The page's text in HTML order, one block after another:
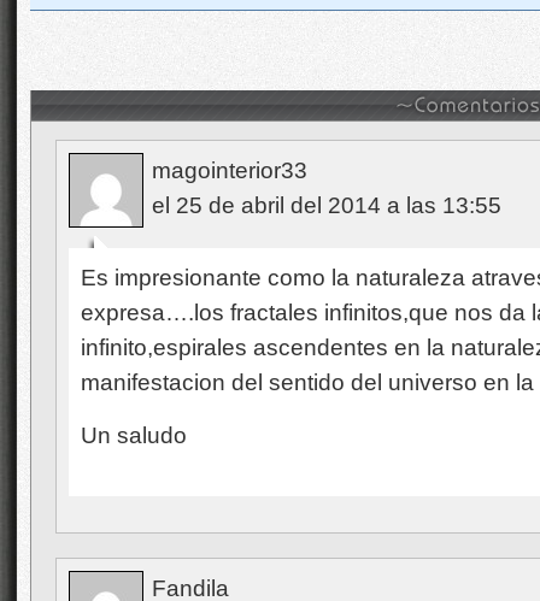
magointerior33
el 25 de abril del 2014 a las 13:55
Es impresionante como la naturaleza
expresa….los fractales infinitos,que nos da
infinito,espirales ascendentes en la
manifestacion del sentido del universo en
Un saludo
Fandila